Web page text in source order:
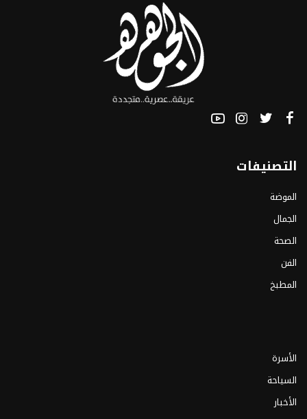
التصنيفات
الموضة
الجمال
الصحة
الفن
المطبخ
الأسرة
السياحة
الأخبار